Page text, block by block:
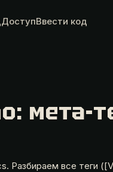
ДоступВвести код
мета-
Разбираем все теги